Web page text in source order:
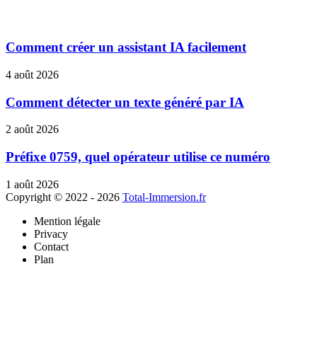
Comment créer un assistant IA facilement
4 août 2026
Comment détecter un texte généré par IA
2 août 2026
Préfixe 0759, quel opérateur utilise ce numéro
1 août 2026
Copyright © 2022 - 2026 Total-Immersion.fr
Mention légale
Privacy
Contact
Plan